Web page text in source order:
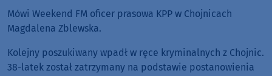
Mówi Weekend FM oficer prasowa KPP w Chojnicach
Magdalena Zblewska.
Kolejny poszukiwany wpadł w ręce kryminalnych z Chojnic.
38-latek został zatrzymany na podstawie postanowienia